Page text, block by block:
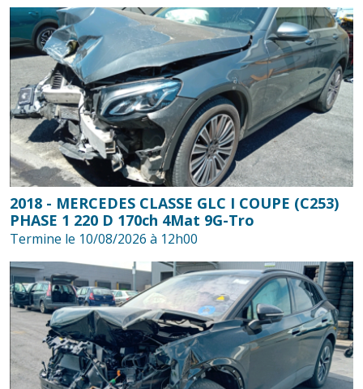
2018 - MERCEDES CLASSE GLC I COUPE (C253)
PHASE 1 220 D 170ch 4Mat 9G-Tro
Termine le 10/08/2026 à 12h00